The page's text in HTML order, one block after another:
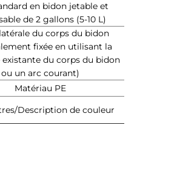
en bidon jetable et
de 2 gallons (5-10 L)
du corps du bidon
fixée en utilisant la
du corps du bidon
ou un arc courant)
Matériau PE
Description de couleur